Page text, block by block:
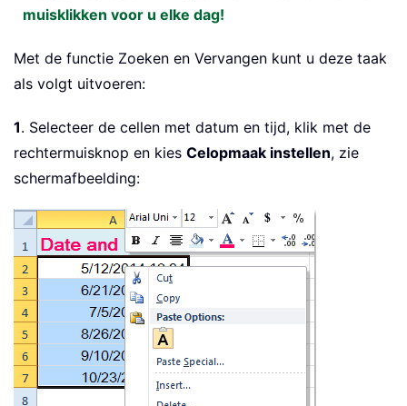
muisklikken voor u elke dag!
Met de functie Zoeken en Vervangen kunt u deze taak
als volgt uitvoeren:
1. Selecteer de cellen met datum en tijd, klik met de
rechtermuisknop en kies Celopmaak instellen, zie
schermafbeelding: